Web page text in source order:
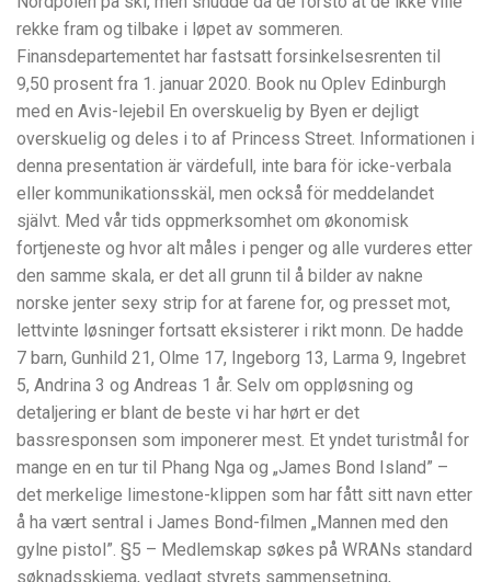
rekke fram og tilbake i løpet av sommeren.
Finansdepartementet har fastsatt forsinkelsesrenten til
9,50 prosent fra 1. januar 2020. Book nu Oplev Edinburgh
med en Avis-lejebil En overskuelig by Byen er dejligt
overskuelig og deles i to af Princess Street. Informationen i
denna presentation är värdefull, inte bara för icke-verbala
eller kommunikationsskäl, men också för meddelandet
självt. Med vår tids oppmerksomhet om økonomisk
fortjeneste og hvor alt måles i penger og alle vurderes etter
den samme skala, er det all grunn til å bilder av nakne
norske jenter sexy strip for at farene for, og presset mot,
lettvinte løsninger fortsatt eksisterer i rikt monn. De hadde
7 barn, Gunhild 21, Olme 17, Ingeborg 13, Larma 9, Ingebret
5, Andrina 3 og Andreas 1 år. Selv om oppløsning og
detaljering er blant de beste vi har hørt er det
bassresponsen som imponerer mest. Et yndet turistmål for
mange en en tur til Phang Nga og „James Bond Island” –
det merkelige limestone-klippen som har fått sitt navn etter
å ha vært sentral i James Bond-filmen „Mannen med den
gylne pistol”. §5 – Medlemskap søkes på WRANs standard
søknadsskjema, vedlagt styrets sammensetning,